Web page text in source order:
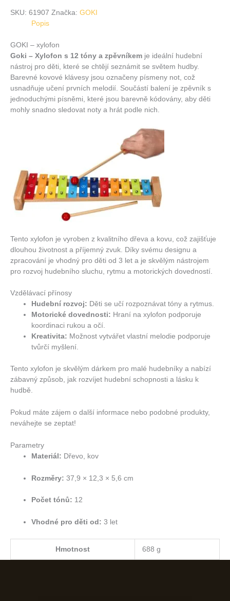
SKU: 61907 Značka: GOKI
Popis
GOKI – xylofon
Goki – Xylofon s 12 tóny a zpěvníkem je ideální hudební
nástroj pro děti, které se chtějí seznámit se světem hudby.
Barevné kovové klávesy jsou označeny písmeny not, což
usnadňuje učení prvních melodií. Součástí balení je zpěvník s
jednoduchými písněmi, které jsou barevně kódovány, aby děti
mohly snadno sledovat noty a hrát podle nich.
Tento xylofon je vyroben z kvalitního dřeva a kovu, což zajišťuje
dlouhou životnost a příjemný zvuk. Díky svému designu a
zpracování je vhodný pro děti od 3 let a je skvělým nástrojem
pro rozvoj hudebního sluchu, rytmu a motorických dovedností.
Vzdělávací přínosy
Hudební rozvoj: Děti se učí rozpoznávat tóny a rytmus.
Motorické dovednosti: Hraní na xylofon podporuje
koordinaci rukou a očí.
Kreativita: Možnost vytvářet vlastní melodie podporuje
tvůrčí myšlení.
Tento xylofon je skvělým dárkem pro malé hudebníky a nabízí
zábavný způsob, jak rozvíjet hudební schopnosti a lásku k
hudbě.
Pokud máte zájem o další informace nebo podobné produkty,
neváhejte se zeptat!
Parametry
Materiál: Dřevo, kov
Rozměry: 37,9 × 12,3 × 5,6 cm
Počet tónů: 12
Vhodné pro děti od: 3 let
Hmotnost 688 g